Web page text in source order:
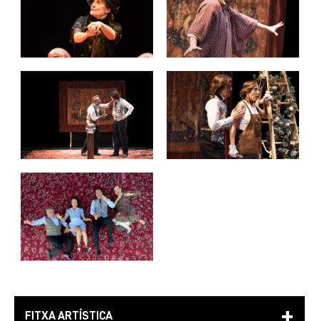
FITXA ARTÍSTICA